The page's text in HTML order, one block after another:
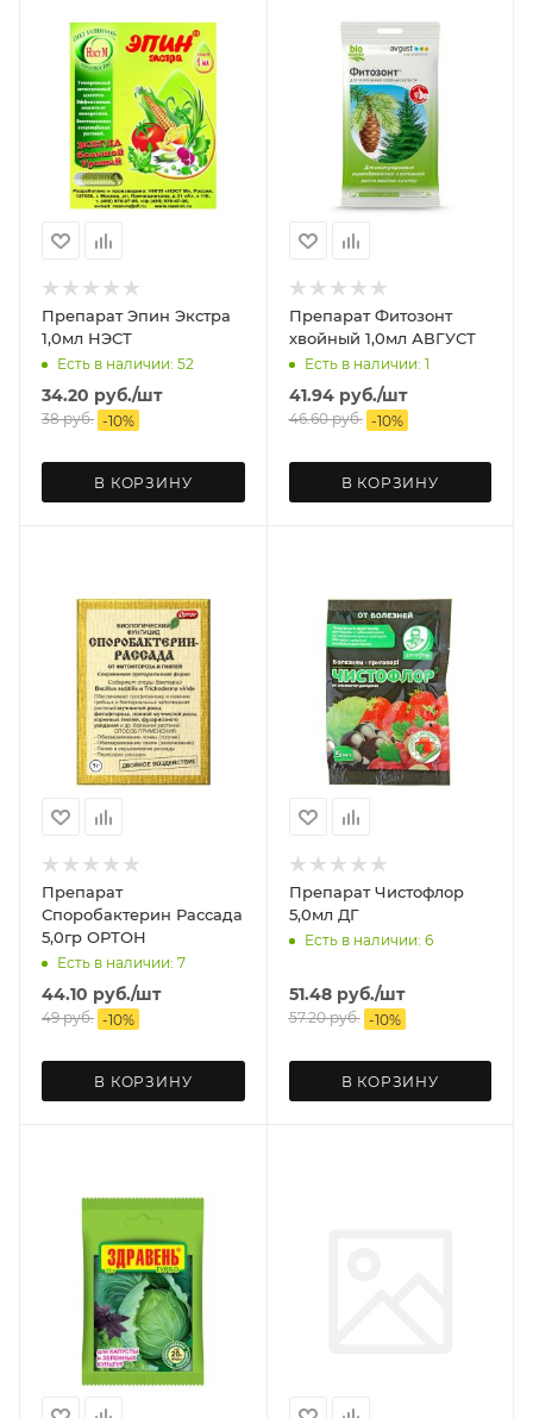
Препарат Эпин Экстра
1,0мл НЭСТ
Есть в наличии: 52
34.20 руб./шт
38руб. -10%
В КОРЗИНУ
Препарат Фитозонт
хвойный 1,0мл АВГУСТ
Есть в наличии: 1
41.94руб./шт
46.60руб. -10%
В КОРЗИНУ
Препарат
Споробактерин Рассада
5,0гр ОРТОН
Есть в наличии: 7
44.10 руб./шт
49руб. -10%
В КОРЗИНУ
Препарат Чистофлор
5,0мл ДГ
Есть в наличии: 6
51.48руб./шт
57.20руб. -10%
В КОРЗИНУ